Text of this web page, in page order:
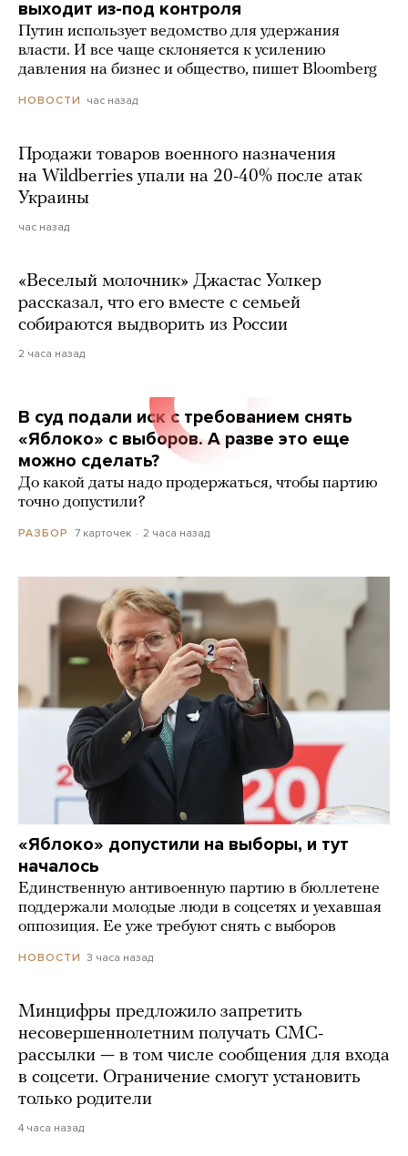
выходит из-под контроля
Путин использует ведомство для удержания
власти. И все чаще склоняется к усилению
давления на бизнес и общество, пишет Bloomberg
НОВОСТИ час назад
Продажи товаров военного назначения
на Wildberries упали на 20-40% после атак
Украины
час назад
«Веселый молочник» Джастас Уолкер
рассказал, что его вместе с семьей
собираются выдворить из России
2 часа назад
В суд подали иск с требованием снять
«Яблоко» с выборов. А разве это еще
можно сделать?
До какой даты надо продержаться, чтобы партию
точно допустили?
РАЗБОР 7 карточек 2 часа назад
«Яблоко» допустили на выборы, и тут
началось
Единственную антивоенную партию в бюллетене
поддержали молодые люди в соцсетях и уехавшая
оппозиция. Ее уже требуют снять с выборов
НОВОСТИ 3 часа назад
Минцифры предложило запретить
несовершеннолетним получать СМС-
рассылки — в том числе сообщения для входа
в соцсети. Ограничение смогут установить
только родители
4 часа назад